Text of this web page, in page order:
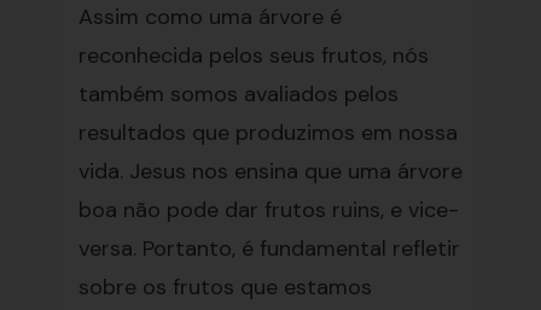
Assim como uma árvore é
reconhecida pelos seus frutos, nós
também somos avaliados pelos
resultados que produzimos em nossa
vida. Jesus nos ensina que uma árvore
boa não pode dar frutos ruins, e vice-
versa. Portanto, é fundamental refletir
sobre os frutos que estamos